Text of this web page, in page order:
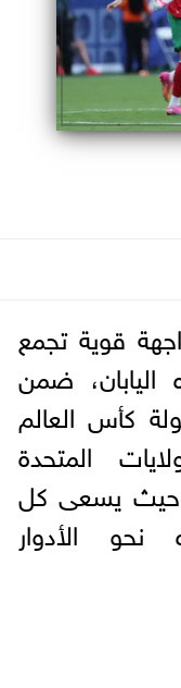
قوية تجمع
اليابان، ضمن
من بطولة كأس العالم
المتحدة
حيث يسعى كل
الأدوار